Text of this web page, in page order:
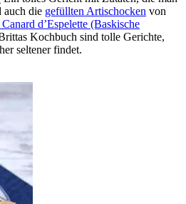
auch die gefüllten Artischocken von
d’Espelette (Baskische
Kochbuch sind tolle Gerichte,
seltener findet.